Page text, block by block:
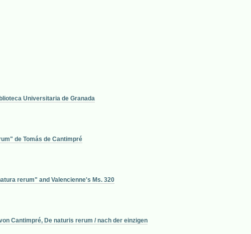
Universitaria de Granada
de Tomás de Cantimpré
rerum" and Valencienne's Ms. 320
Cantimpré, De naturis rerum / nach der einzigen